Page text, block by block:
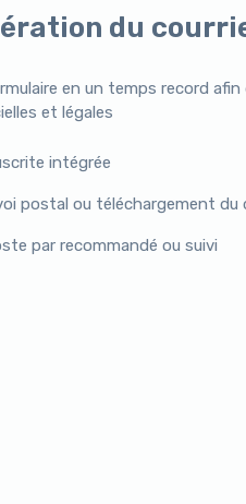
du
en un temps record afin
et légales
intégrée
postal ou téléchargement du
par recommandé ou suivi